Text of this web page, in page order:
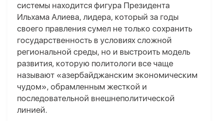
системы находится фигура Президента
Ильхама Алиева, лидера, который за годы
своего правления сумел не только сохранить
государственность в условиях сложной
региональной среды, но и выстроить модель
развития, которую политологи все чаще
называют «азербайджанским экономическим
чудом», обрамленным жесткой и
последовательной внешнеполитической
линией.